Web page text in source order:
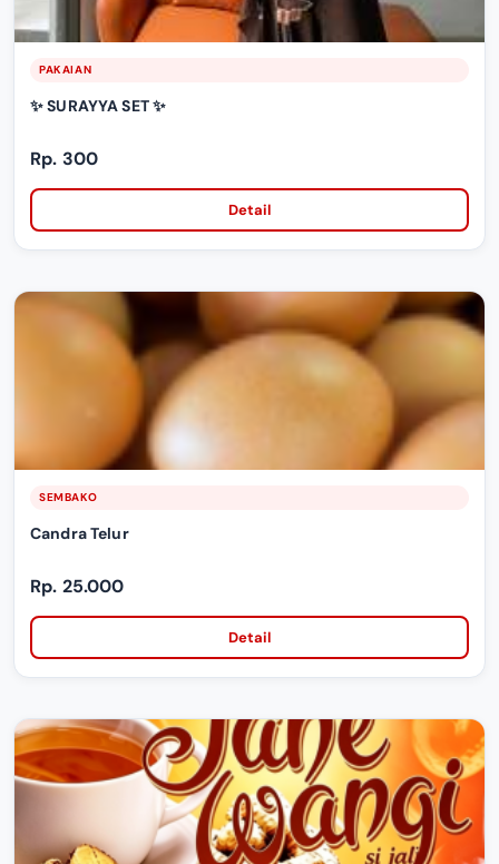
PAKAIAN
✨ SURAYYA SET ✨
Rp. 300
Detail
SEMBAKO
Candra Telur
Rp. 25.000
Detail